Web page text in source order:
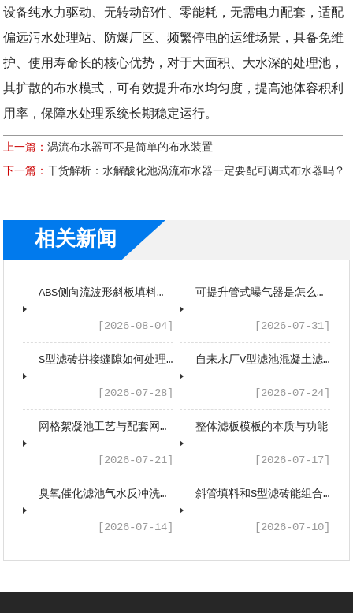
设备纯水力驱动、无转动部件、零能耗，无需电力配套，适配
偏远污水处理站、防爆厂区、频繁停电的运维场景，具备免维
护、使用寿命长的核心优势，对于大面积、大水深的处理池，
其扩散的布水模式，可有效提升布水均匀度，提高池体容积利
用率，保障水处理系统长期稳定运行。
上一篇：涡流布水器可不是简单的布水装置
下一篇：干货解析：水解酸化池涡流布水器一定要配可调式布水器吗？
相关新闻
ABS侧向流波形斜板填料是什么工作原理？
[2026-08-04]
可提升管式曝气器是怎么工作的？
[2026-07-31]
S型滤砖拼接缝隙如何处理？
[2026-07-28]
自来水厂V型滤池混凝土滤板的工艺应用与性能优势
[2026-07-24]
网格絮凝池工艺与配套网格填料工程应用浅析
[2026-07-21]
整体滤板模板的本质与功能
[2026-07-17]
臭氧催化滤池气水反冲洗系统配套设备有哪些？
[2026-07-14]
斜管填料和S型滤砖能组合应用吗？
[2026-07-10]